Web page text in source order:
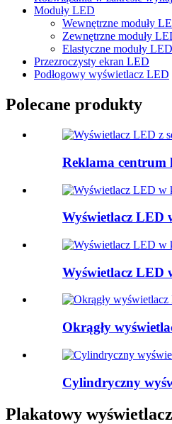
Moduły LED
Wewnętrzne moduły
Zewnętrzne moduły
Elastyczne moduły LED
Przezroczysty ekran LED
Podłogowy wyświetlacz LED
Polecane produkty
Reklama centrum
Wyświetlacz LED
Wyświetlacz LED
Okrągły
Cylindryczny
Plakatowy